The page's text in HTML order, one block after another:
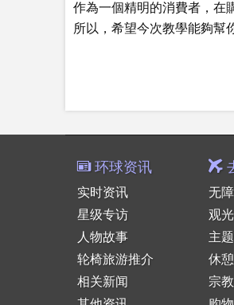
作為一個精明的消費者，在
所以，希望今次教學能夠幫
环球资讯
实时资讯
星级专访
人物故事
轮椅旅游推介
相关新闻
无
观
主
休
宗